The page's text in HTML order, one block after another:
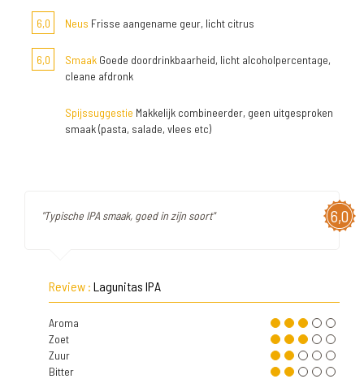
6,0 Neus Frisse aangename geur, licht citrus
6,0 Smaak Goede doordrinkbaarheid, licht alcoholpercentage,
cleane afdronk
Spijssuggestie Makkelijk combineerder, geen uitgesproken
smaak (pasta, salade, vlees etc)
6,0
"Typische IPA smaak, goed in zijn soort"
Review : Lagunitas IPA
Aroma
Zoet
Zuur
Bitter